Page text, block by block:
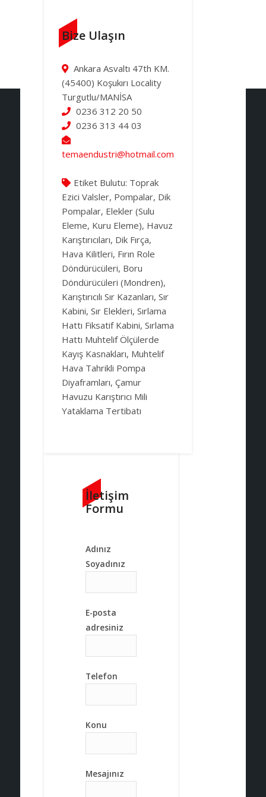
Bize Ulaşın
Ankara Asvaltı 47th KM.
(45400) Koşukırı Locality
Turgutlu/MANİSA
0236 312 20 50
0236 313 44 03
temaendustri@hotmail.com
Etiket Bulutu: Toprak
Ezici Valsler, Pompalar, Dik
Pompalar, Elekler (Sulu
Eleme, Kuru Eleme), Havuz
Karıştırıcıları, Dik Fırça,
Hava Kilitleri, Fırın Role
Döndürücüleri, Boru
Döndürücüleri (Mondren),
Karıştırıcılı Sır Kazanları, Sır
Kabini, Sır Elekleri, Sırlama
Hattı Fiksatif Kabini, Sırlama
Hattı Muhtelif Ölçülerde
Kayış Kasnakları, Muhtelif
Hava Tahrikli Pompa
Diyaframları, Çamur
Havuzu Karıştırıcı Mili
Yataklama Tertibatı
İletişim
Formu
Adınız
Soyadınız
E-posta
adresiniz
Telefon
Konu
Mesajınız